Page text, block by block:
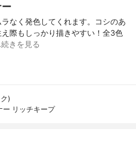
なく発色してくれます。コシのあ
際もしっかり描きやすい！全3色
続きを見る
)
ー リッチキープ